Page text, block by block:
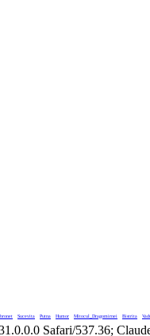
Sucevita Putna Humor Mitocul_Dragomirnei Bistrita
Safari/537.36;